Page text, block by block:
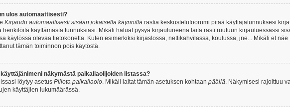
ulos automaattisesti?
Kirjaudu automaattisesti sisään jokaisella käynnillä rastia keskustelufoorumi pitää käyttäjätunnuksesi
henkilöitä käyttämästä tunnuksiasi. Mikäli haluat pysyä kirjautuneena laita rasti ruutuun kirjautuessassi
käytössä olevaa tietokonetta. Kuten esimerkiksi kirjastossa, nettikahvilassa, koulussa, jne... Mikäli et
tämän toiminnon pois käytöstä.
näkymästä paikallaolijoiden listassa?
löytyy asetus Piilota paikallaolo. Mikäli laitat tämän asetuksen kohtaan päällä. Näkymisesi rajoittuu
käyttäjien lukumäärässä.